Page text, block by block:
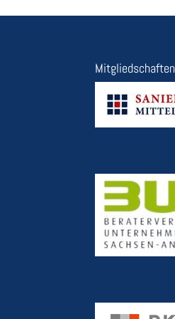
Mitgliedschaften